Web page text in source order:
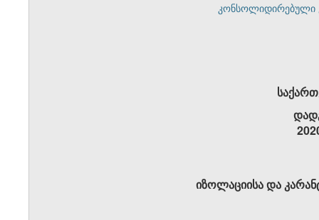
კონსოლიდირებული
იზოლაციისა და